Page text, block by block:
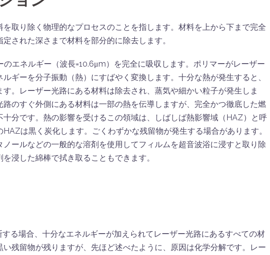
取り除く物理的なプロセスのことを指します。材料を上から下まで完全
された深さまで材料を部分的に除去します。
エネルギー（波長=10.6μm）を完全に吸収します。ポリマーがレーザー
ギーを分子振動（熱）にすばやく変換します。十分な熱が発生すると、
。レーザー光路にある材料は除去され、蒸気や細かい粒子が発生しま
のすぐ外側にある材料は一部の熱を伝導しますが、完全かつ徹底した燃
分です。熱の影響を受けるこの領域は、しばしば熱影響域（HAZ）と呼
は黒く炭化します。ごくわずかな残留物が発生する場合があります。
ールなどの一般的な溶剤を使用してフィルムを超音波浴に浸すと取り除
浸した綿棒で拭き取ることもできます。
る場合、十分なエネルギーが加えられてレーザー光路にあるすべての材
残留物が残りますが、先ほど述べたように、原因は化学分解です。レー